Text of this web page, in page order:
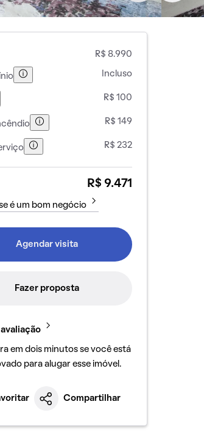
R$ 8.990
Incluso
R$ 100
R$ 149
R$ 232
R$ 9.471
é um bom negócio
Agendar visita
Fazer proposta
avaliação
em dois minutos se você está
para alugar esse imóvel.
Compartilhar